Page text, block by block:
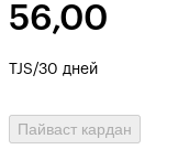
56,00
TJS/30 дней
Пайваст кардан